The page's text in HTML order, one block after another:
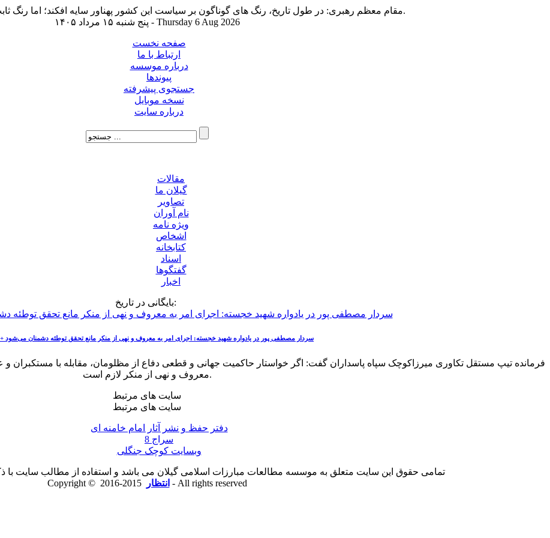
مقام معظم رهبری: در طول تاریخ، رنگ های گوناگون بر سیاست این کشور پهناور سایه افکند؛ اما رنگ ثابت مردم گیلان، رنگ ایمان بود.
پنج شنبه ۱۵ مرداد ۱۴۰۵ - Thursday 6 Aug 2026
صفحه نخست
ارتباط با ما
درباره موسسه
پیوندها
جستجوی پیشرفته
نسخه موبایل
درباره سایت
مقالات
گیلان ما
تصاویر
نام آوران
ویژه نامه
اشخاص
کتابخانه
اسناد
گفتگوها
اخبار
بایگانی در تاریخ:
سردار مصطفی پور در یادواره شهید خجسته: اجرای امر به معروف و نهی از منکر مانع تحقق توطئه دشمنان می‌شود +
فرمانده تیپ مستقل تکاوری میرزاکوچک سپاه پاسداران گفت: اگر خواستار حاکمیت جهانی و قطعی دفاع از مظلومان، مقابله با مستکبران
معروف و نهی از منکر لازم است.
سایت های مرتبط
سایت های مرتبط
دفتر حفظ و نشر آثار امام خامنه ای
سراج 8
وبسایت کوچک جنگلی
تمامی حقوق این سایت متعلق به موسسه مطالعات مبارزات اسلامی گیلان می باشد و استفاده از مطالب سایت با
Copyright ©
انتظار 2015-2016 - All rights reserved